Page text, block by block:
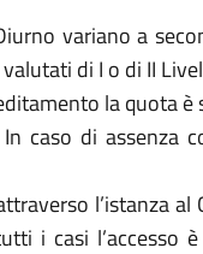
variano a
di I o di II
la quota è
caso di
l’istanza
i casi l’accesso